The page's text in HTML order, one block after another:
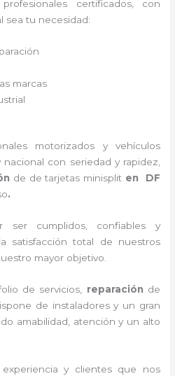
certificados, con
sea tu necesidad:
marcas
motorizados y vehículos
con seriedad y rapidez,
de de tarjetas minisplit en DF
.
ser cumplidos, confiables y
satisfacción total de nuestros
mayor objetivo.
de servicios, reparación de
de instaladores y un gran
amabilidad, atención y un alto
y clientes que nos